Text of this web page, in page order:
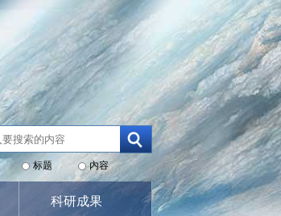
标题 内容
科研成果